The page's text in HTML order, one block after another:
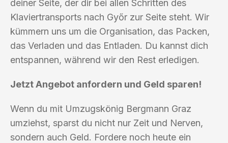
deiner Seite, der dir bei allen Schritten des
Klaviertransports nach Győr zur Seite steht. Wir
kümmern uns um die Organisation, das Packen,
das Verladen und das Entladen. Du kannst dich
entspannen, während wir den Rest erledigen.
Jetzt Angebot anfordern und Geld sparen!
Wenn du mit Umzugskönig Bergmann Graz
umziehst, sparst du nicht nur Zeit und Nerven,
sondern auch Geld. Fordere noch heute ein